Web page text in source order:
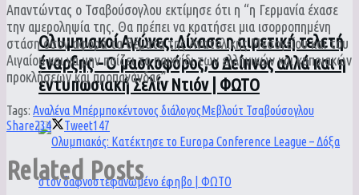
Ολυμπιακοί Αγώνες: Δίχασε η αιρετική τελετή
έναρξης – Ο μασκοφόρος, ο Δείπνος αλλά και η
εντυπωσιακή Σελίν Ντιόν | ΦΩΤΟ
Απαντώντας ο Τσαβούσογλου εκτίμησε ότι η “η Γερμανία έχασε
την αμεροληψία της. Θα πρέπει να κρατήσει μια ισορροπημένη
στάση όσον αφορά τα θέματα της Ανατολικής Μεσογείου και του
Αιγαίου και να μην παίζει το παιχνίδι των ελληνικών και κυπριακών
προκλήσεων και προπαγάνδας”.
Tags: Αναλένα Μπέρμποκέντονος διάλογοςΜεβλούτ Τσαβούσογλου
Share234 Tweet147
Related Posts